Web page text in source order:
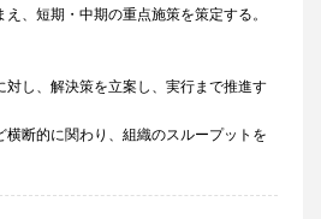
、短期・中期の重点施策を策定する。
対し、解決策を立案し、実行まで推進す
横断的に関わり、組織のスループットを